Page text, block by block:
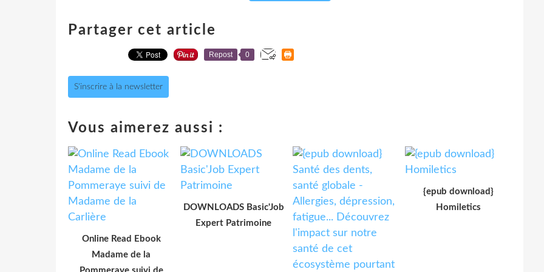
Partager cet article
Repost 0
S'inscrire à la newsletter
Vous aimerez aussi :
Online Read Ebook
Madame de la
DOWNLOADS Basic'Job
Expert Patrimoine
{epub download}
Homiletics